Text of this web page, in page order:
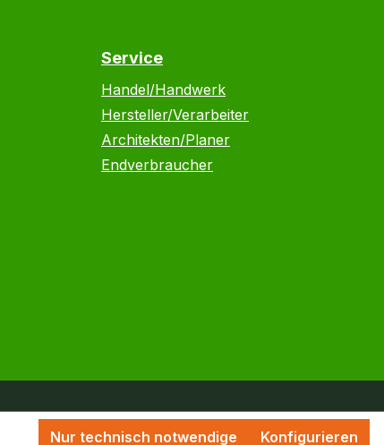
Service
Handel/Handwerk
Hersteller/Verarbeiter
Architekten/Planer
Endverbraucher
Nur technisch notwendige Konfigurieren